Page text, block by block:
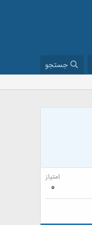
جستجو
امتیاز
0